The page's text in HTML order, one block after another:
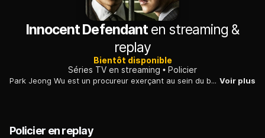
Innocent Defendanten streaming &
replay
Bientôt disponible
Séries TV en streaming
Policier
Park Jeong Wu est un procureur exerçant au sein du bureau du district central de Séoul. Meilleur procureur de la division des crimes violents, celui-ci a toujours su se montrer infaillible. Voir plus
Policier en replay